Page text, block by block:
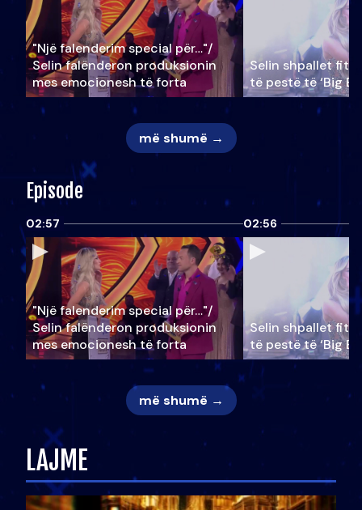
"Një falenderim special për…"/
Selin falënderon produksionin
mes emocionesh të forta
Selin shpallet
të pestë të ‘Big
më shumë →
Episode
02:57
"Një falenderim special për…"/
Selin falënderon produksionin
mes emocionesh të forta
02:56
Selin shpallet
të pestë të ‘Big
më shumë →
LAJME